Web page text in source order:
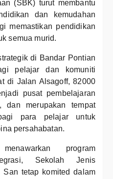
(SBK) turut membantu
dan kemudahan
memastikan pendidikan
semua murid.
di Bandar Pontian
pelajar dan komuniti
di Jalan Alsagoff, 82000
pusat pembelajaran
dan merupakan tempat
para pelajar untuk
persahabatan.
program
Sekolah Jenis
San tetap komited dalam